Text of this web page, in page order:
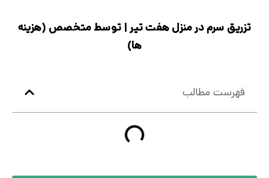
تزریق سرم در منزل هفت تیر | توسط متخصص (هزینه
ها)
فهرست مطالب